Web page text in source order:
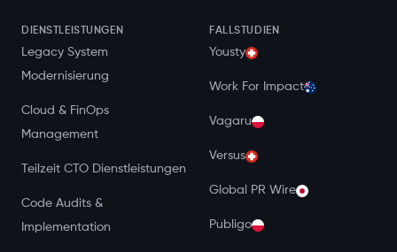
DIENSTLEISTUNGEN
Legacy System
Modernisierung
Cloud & FinOps
Management
Teilzeit CTO Dienstleistungen
Code Audits &
Implementation
FALLSTUDIEN
Yousty
Work For Impact
Vagaru
Versus
Global PR Wire
Publigo